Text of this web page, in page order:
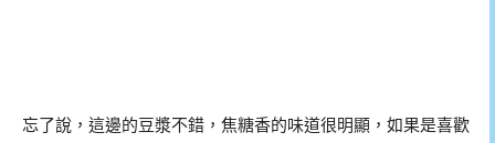
忘了說，這邊的豆漿不錯，焦糖香的味道很明顯，如果是喜歡